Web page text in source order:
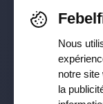
Pour
dernières
Facebook,
Instagram
Nous
notre site
la